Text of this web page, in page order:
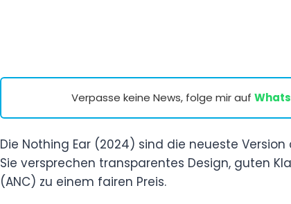
Verpasse keine News, folge mir auf
Die Nothing Ear (2024) sind die neueste
Sie versprechen transparentes Design, guten
(ANC) zu einem fairen Preis.